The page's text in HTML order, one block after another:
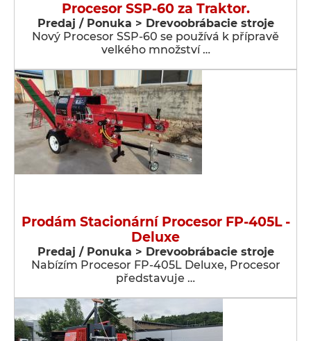
Procesor SSP-60 za Traktor.
Predaj / Ponuka > Drevoobrábacie stroje
Nový Procesor SSP-60 se používá k přípravě
velkého množství …
Prodám Stacionární Procesor FP-405L -
Deluxe
Predaj / Ponuka > Drevoobrábacie stroje
Nabízím Procesor FP-405L Deluxe, Procesor
představuje …